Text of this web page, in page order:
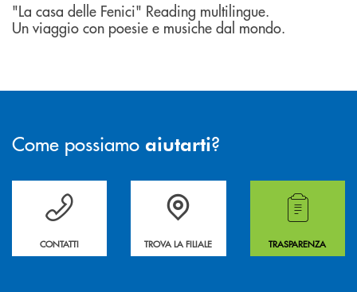
"La casa delle Fenici" Reading multilingue.
Un viaggio con poesie e musiche dal mondo.
Come possiamo aiutarti?
Per ogni necessità compila il form e noi ti richiamiamo
CONTATTI
La&nbsp; Filiale &nbsp;vicina a te. &nbsp;
TROVA LA FILIALE
Hai bisogno di
TRASPARENZA